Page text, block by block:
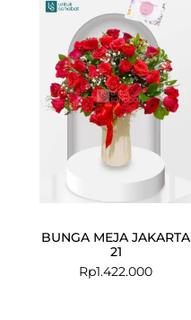
BUNGA MEJA JAKARTA
21
Rp1.422.000